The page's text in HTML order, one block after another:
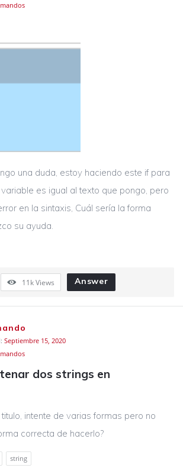
una duda, estoy haciendo este if para
es igual al texto que pongo, pero
en la sintaxis, Cuál sería la forma
su ayuda.
11kViews Answer
Septiembre 15, 2020
dos strings en
intente de varias formas pero no
correcta de hacerlo?
string